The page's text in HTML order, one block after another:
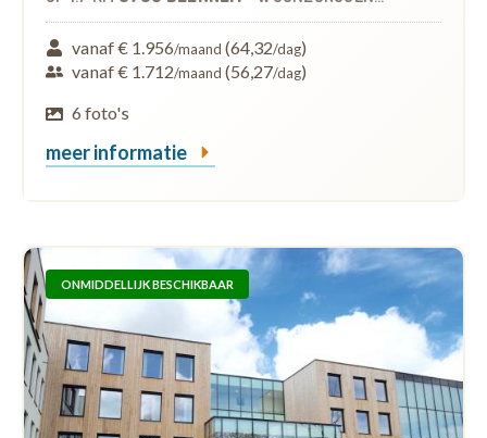
vanaf € 1.956/maand (64,32/dag)
vanaf € 1.712/maand (56,27/dag)
6 foto's
meer informatie
ONMIDDELLIJK BESCHIKBAAR